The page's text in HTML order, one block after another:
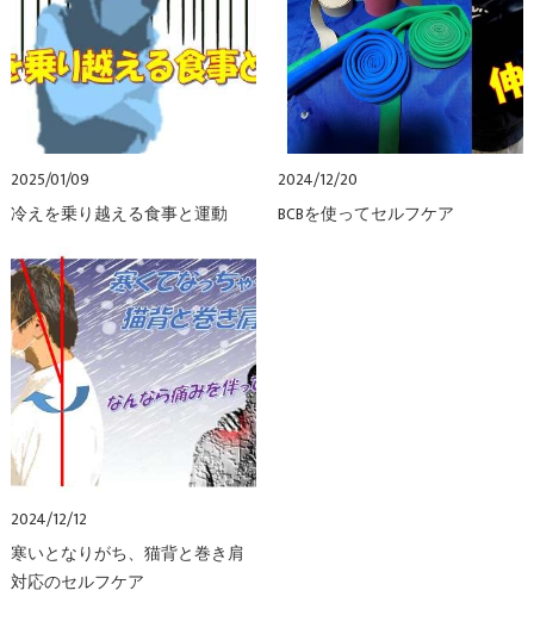
2025/01/09
冷えを乗り越える食事と運動
2024/12/20
BCBを使ってセルフケア
2024/12/12
寒いとなりがち、猫背と巻き肩
対応のセルフケア